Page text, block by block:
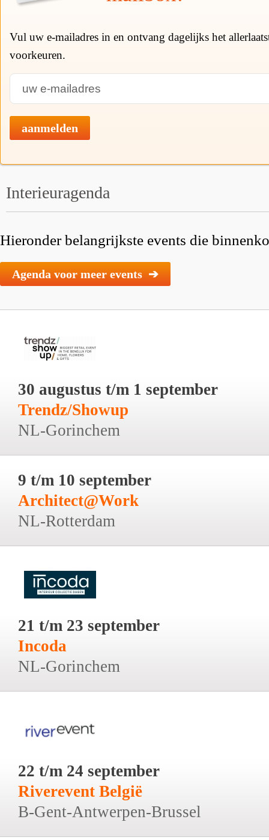
Vul uw e-mailadres in en ontvang dagelijks het
voorkeuren.
aanmelden
Interieuragenda
Hieronder belangrijkste events die
Agenda voor meer events ➔
30 augustus t/m 1 september
Trendz/Showup
NL-Gorinchem
9 t/m 10 september
Architect@Work
NL-Rotterdam
21 t/m 23 september
Incoda
NL-Gorinchem
22 t/m 24 september
Riverevent België
B-Gent-Antwerpen-Brussel